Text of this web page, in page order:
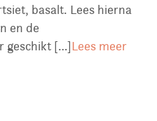
basalt. Lees hierna
en de
geschikt […]Lees meer